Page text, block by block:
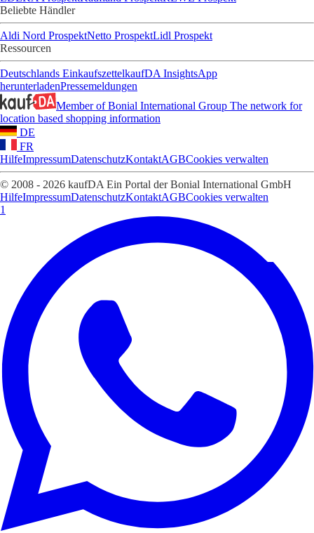
Beliebte Händler
Aldi Nord ProspektNetto ProspektLidl Prospekt
Ressourcen
Deutschlands EinkaufszettelkaufDA InsightsApp
herunterladenPressemeldungen
Member of Bonial International Group The network for
location based shopping information
DE
FR
HilfeImpressumDatenschutzKontaktAGBCookies verwalten
© 2008 - 2026 kaufDA Ein Portal der Bonial International GmbH
HilfeImpressumDatenschutzKontaktAGBCookies verwalten
1